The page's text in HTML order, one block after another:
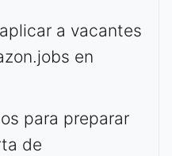
a vacantes
en
para preparar
de